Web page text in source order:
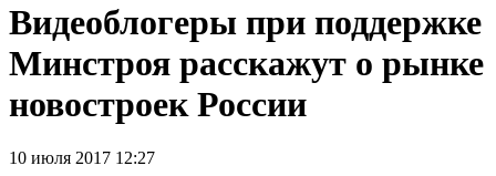
Видеоблогеры при поддержке
Минстроя расскажут о рынке
новостроек России
10 июля 2017 12:27